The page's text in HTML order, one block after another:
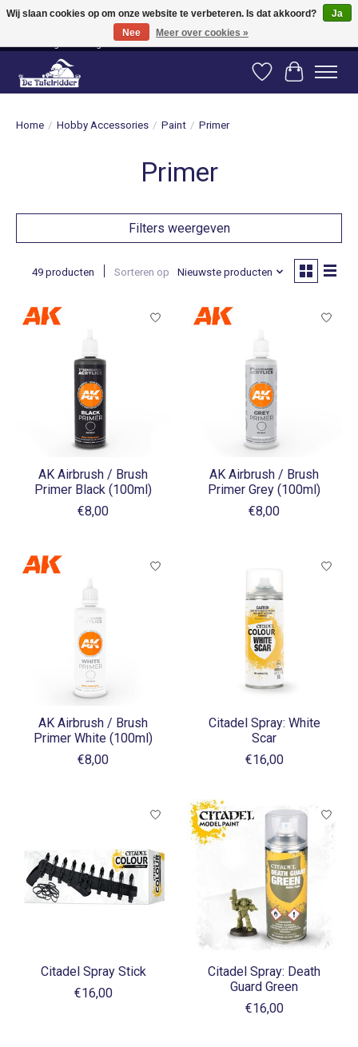
Vanaf 80 euro gratis verzending binnen Nederland! Vanaf 100 euro gratis
verzending naar België en Duitsland!
Verlanglijst
Home / Hobby Accessories / Paint / Primer
Primer
Filters weergeven
49 producten Sorteren op Nieuwste producten
AK Airbrush / Brush
Primer Black (100ml)
€8,00
AK Airbrush / Brush
Primer Grey (100ml)
€8,00
AK Airbrush / Brush
Primer White (100ml)
€8,00
Citadel Spray: White
Scar
€16,00
Citadel Spray Stick
€16,00
Citadel Spray: Death
Guard Green
€16,00
Wij slaan cookies op om onze website te verbeteren. Is dat akkoord?
Ja
Nee
Meer over cookies »